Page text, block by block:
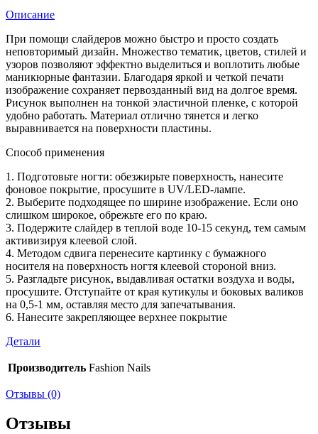
Описание
При помощи слайдеров можно быстро и просто создать
неповторимый дизайн. Множество тематик, цветов, стилей и
узоров позволяют эффектно выделиться и воплотить любые
маникюрные фантазии. Благодаря яркой и четкой печати
изображение сохраняет первозданный вид на долгое время.
Рисунок выполнен на тонкой эластичной пленке, с которой
удобно работать. Материал отлично тянется и легко
выравнивается на поверхности пластины.
Способ применения
1. Подготовьте ногти: обезжирьте поверхность, нанесите
фоновое покрытие, просушите в UV/LED-лампе.
2. Выберите подходящее по ширине изображение. Если оно
слишком широкое, обрежьте его по краю.
3. Подержите слайдер в теплой воде 10-15 секунд, тем самым
активизируя клеевой слой.
4. Методом сдвига перенесите картинку с бумажного
носителя на поверхность ногтя клеевой стороной вниз.
5. Разгладьте рисунок, выдавливая остатки воздуха и воды,
просушите. Отступайте от края кутикулы и боковых валиков
на 0,5-1 мм, оставляя место для запечатывания.
6. Нанесите закрепляющее верхнее покрытие
Детали
Производитель Fashion Nails
Отзывы (0)
Отзывы